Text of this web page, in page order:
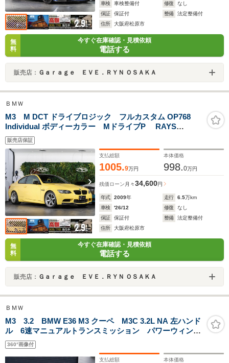
車検
車検整備付 修復
なし
保証
保証付 整備
法定整備付
住所
大阪府松原市
無
料
今すぐ在庫確認・見積依頼
電話する
販売店： Ｇａｒａｇｅ ＥＶＥ．ＲＹＮ ＯＳＡＫＡ
ＢＭＷ
M3 M DCT ドライブロジック フルカスタム OP768
Individual ボディーカラー MドライブP RAYS
ROTORA 鍛造ブレーキ Mパフォーマンスカーボン T/M
フルアルカンタラレザー 張替 イエローカーボン H&R
スタビライザー KWクラブスポーツ
販売店保証
支払総額
1005.9万円
本体価格
998.0万円
残価ローン 月々34,600円
年式 2009年 走行 6.5万km
車検
'26/12 修復
なし
保証
保証付 整備
法定整備付
住所
大阪府松原市
無
料
今すぐ在庫確認・見積依頼
電話する
販売店： Ｇａｒａｇｅ ＥＶＥ．ＲＹＮ ＯＳＡＫＡ
ＢＭＷ
M3 3.2 BMW E36 M3 クーペ M3C 3.2L NA 左ハンド
ル 6速マニュアルトランスミッション パワーウィンド
ウ コスモシュワルツメタリック
360°画像付
支払総額 本体価格